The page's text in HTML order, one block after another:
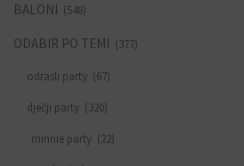
BALONI (548)
ODABIR PO TEMI (377)
odrasli party (67)
dječji party (320)
minnie party (22)